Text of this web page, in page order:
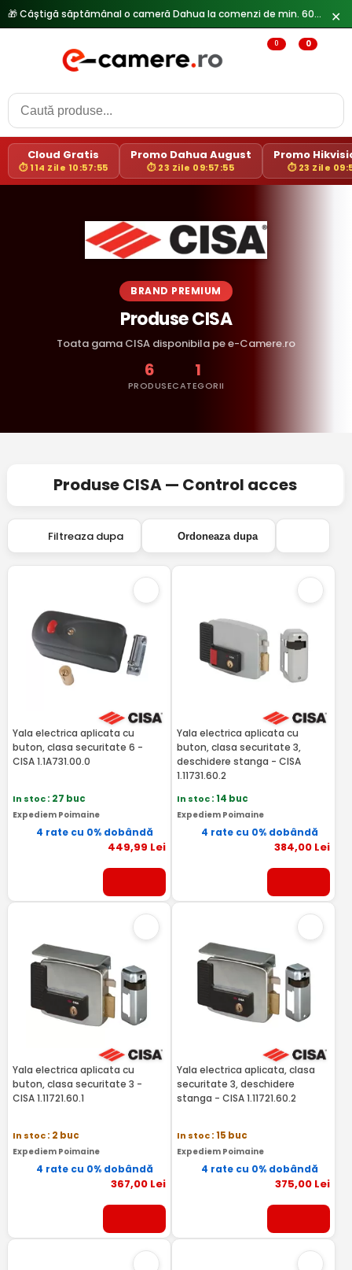
🎁 Câștigă săptămânal o cameră Dahua la comenzi de min. 600 lei — ✕
0 0
Cloud Gratis
⏱ 114 Zile 10:57:55
Promo Dahua August
⏱ 23 Zile 09:57:55
Promo
⏱ 23 Zile
BRAND PREMIUM
Produse CISA
Toata gama CISA disponibila pe e-Camere.ro
6
PRODUSE
1
CATEGORII
Produse CISA — Control acces
Filtreaza dupa Ordoneaza dupa
Yala electrica aplicata cu
buton, clasa securitate 6 -
CISA 1.1A731.00.0
In stoc: 27 buc
Expediem Poimaine
4 rate cu 0% dobândă
449,99 Lei
Yala electrica aplicata cu
buton, clasa securitate 3,
deschidere stanga - CISA
1.11731.60.2
In stoc: 14 buc
Expediem Poimaine
4 rate cu 0% dobândă
384,00 Lei
Yala electrica aplicata cu
buton, clasa securitate 3 -
CISA 1.11721.60.1
In stoc: 2 buc
Expediem Poimaine
4 rate cu 0% dobândă
367,00Lei
Yala electrica aplicata, clasa
securitate 3, deschidere
stanga - CISA 1.11721.60.2
In stoc: 15 buc
Expediem Poimaine
4 rate cu 0% dobândă
375,00 Lei